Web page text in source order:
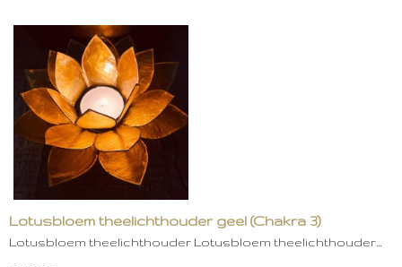
Lotusbloem theelichthouder geel (Chakra 3)
Lotusbloem theelichthouder Lotusbloem theelichthouder…